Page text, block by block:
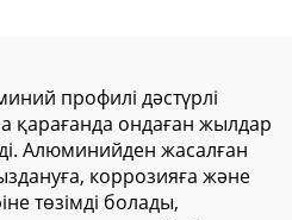
профилі дәстүрлі
қарағанда ондаған жылдар
Алюминийден жасалған
коррозияға және
төзімді болады,